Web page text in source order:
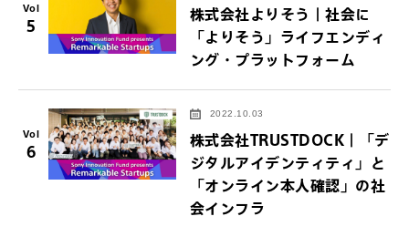
Vol
5
株式会社よりそう｜社会に
「よりそう」ライフエンディ
ング・プラットフォーム
Vol
6
2022.10.03
株式会社TRUSTDOCK｜「デ
ジタルアイデンティティ」と
「オンライン本人確認」の社
会インフラ